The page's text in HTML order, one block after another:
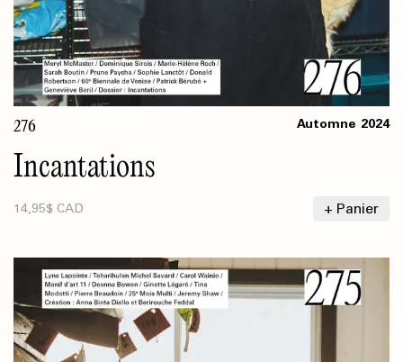
276 Automne 2024
Incantations
14,95$ CAD + Panier